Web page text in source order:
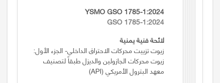
YSMO GSO 1785-1:2024
GSO 1785-1:2024
لائحة فنية يمنية
زيوت تزييت محركات الاحتراق الداخلي- الجزء الأول:
زيوت محركات الجازولين والديزل طبقاً لتصنيف
معهد البترول الأمريكي (API)